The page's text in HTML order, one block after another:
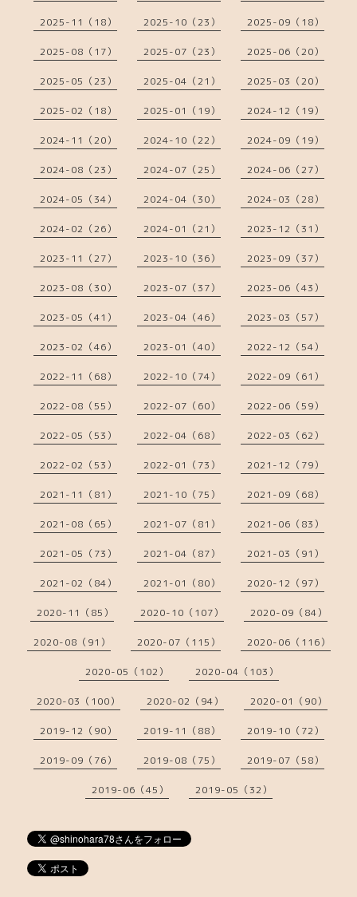
2025-11（18） 2025-10（23） 2025-09（18）
2025-08（17） 2025-07（23） 2025-06（20）
2025-05（23） 2025-04（21） 2025-03（20）
2025-02（18） 2025-01（19） 2024-12（19）
2024-11（20） 2024-10（22） 2024-09（19）
2024-08（23） 2024-07（25） 2024-06（27）
2024-05（34） 2024-04（30） 2024-03（28）
2024-02（26） 2024-01（21） 2023-12（31）
2023-11（27） 2023-10（36） 2023-09（37）
2023-08（30） 2023-07（37） 2023-06（43）
2023-05（41） 2023-04（46） 2023-03（57）
2023-02（46） 2023-01（40） 2022-12（54）
2022-11（68） 2022-10（74） 2022-09（61）
2022-08（55） 2022-07（60） 2022-06（59）
2022-05（53） 2022-04（68） 2022-03（62）
2022-02（53） 2022-01（73） 2021-12（79）
2021-11（81） 2021-10（75） 2021-09（68）
2021-08（65） 2021-07（81） 2021-06（83）
2021-05（73） 2021-04（87） 2021-03（91）
2021-02（84） 2021-01（80） 2020-12（97）
2020-11（85） 2020-10（107） 2020-09（84）
2020-08（91） 2020-07（115） 2020-06（116）
2020-05（102） 2020-04（103）
2020-03（100） 2020-02（94） 2020-01（90）
2019-12（90） 2019-11（88） 2019-10（72）
2019-09（76） 2019-08（75） 2019-07（58）
2019-06（45） 2019-05（32）